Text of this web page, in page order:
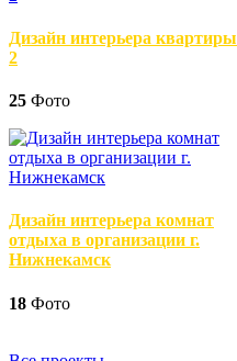
Дизайн интерьера квартиры
2
25 Фото
Дизайн интерьера комнат
отдыха в организации г.
Нижнекамск
18 Фото